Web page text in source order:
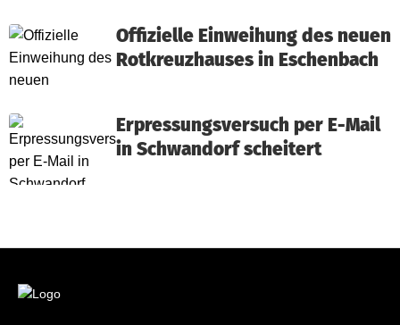
Offizielle Einweihung des neuen
Rotkreuzhauses in Eschenbach
Erpressungsversuch per E-Mail
in Schwandorf scheitert